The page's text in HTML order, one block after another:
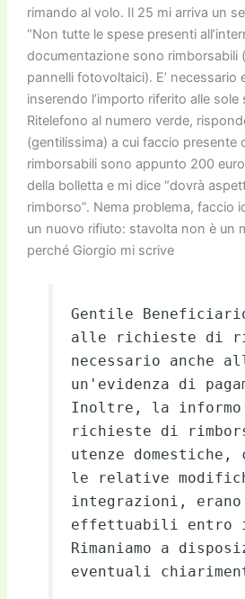
rimando al volo. Il 25 mi arriva un
“Non tutte le spese presenti
documentazione sono rimborsabili
pannelli fotovoltaici). E’ necessario
inserendo l’importo riferito alle sole
Ritelefono al numero verde,
(gentilissima) a cui faccio presente
rimborsabili sono appunto 200
della bolletta e mi dice “dovrà
rimborso”. Nema problema, faccio
un nuovo rifiuto: stavolta non è un
perché Giorgio mi scrive
Gentile
alle richieste di
necessario anche
un'evidenza di
Inoltre, la informo
richieste di
utenze domestiche,
le relative
integrazioni, erano
effettuabili entro
Rimaniamo a
eventuali